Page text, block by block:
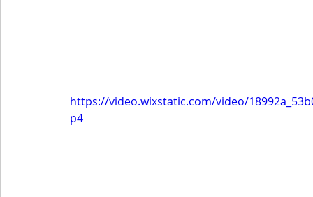
https://video.wixstatic.com/video/
p4